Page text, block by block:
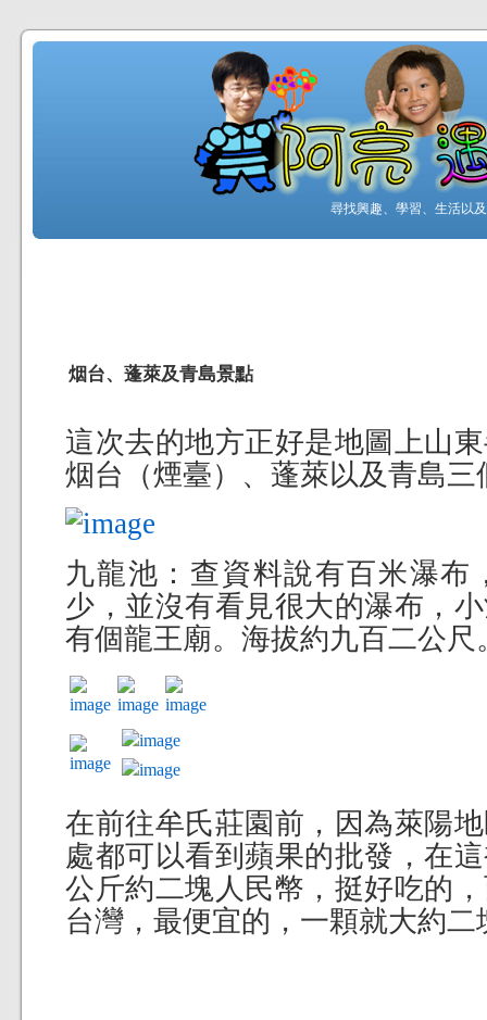
尋找興趣、學習、生活以
烟台、蓬萊及青島景點
這次去的地方正好是地圖上山
烟台（煙臺）、蓬萊以及青島三
九龍池：查資料說有百米瀑布
少，並沒有看見很大的瀑布，
有個龍王廟。海拔約九百二公尺
在前往牟氏莊園前，因為萊陽
處都可以看到蘋果的批發，在
公斤約二塊人民幣，挺好吃的
台灣，最便宜的，一顆就大約二